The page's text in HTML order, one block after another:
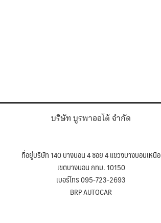
บริษัท บูรพาออโต้ จำกัด
ที่อยู่บริษัท 140 บางบอน 4 ซอย 4 แขวงบางบอนเหนือ
เขตบางบอน กทม. 10150
เบอร์โทร 095-723-2693
BRP AUTOCAR